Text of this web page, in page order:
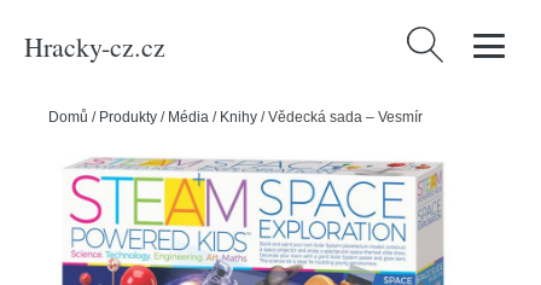
Hracky-cz.cz Vyhledávání
Domů / Produkty / Média / Knihy /Vědecká sada – Vesmír